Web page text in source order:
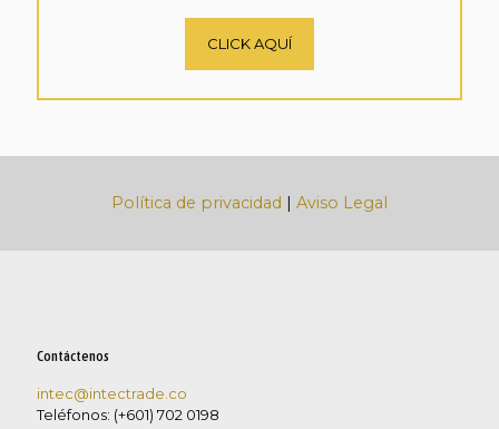
CLICK AQUÍ
Política de privacidad | Aviso Legal
Contáctenos
intec@intectrade.co
Teléfonos: (+601) 702 0198